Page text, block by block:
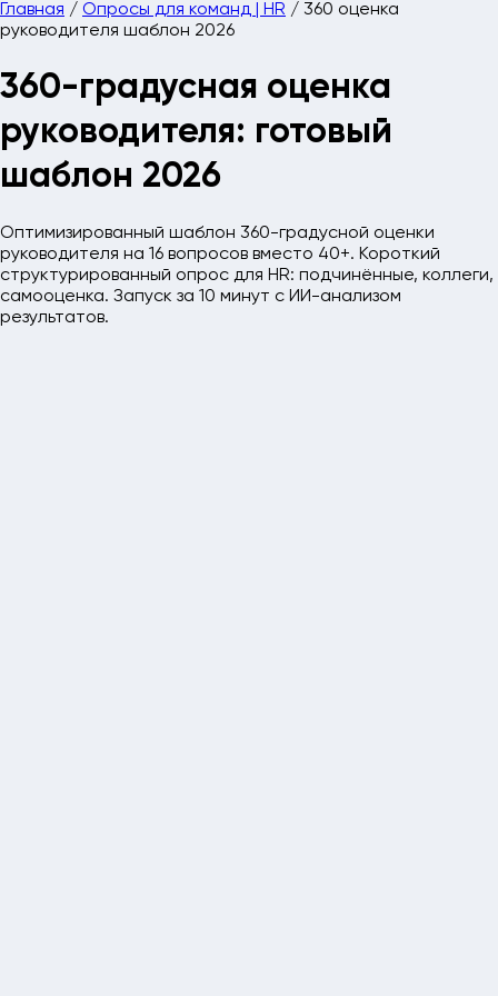
Главная / Опросы для команд | HR / 360 оценка
руководителя шаблон 2026
360-градусная оценка
руководителя: готовый
шаблон 2026
Оптимизированный шаблон 360-градусной оценки
руководителя на 16 вопросов вместо 40+. Короткий
структурированный опрос для HR: подчинённые, коллеги,
самооценка. Запуск за 10 минут с ИИ-анализом
результатов.